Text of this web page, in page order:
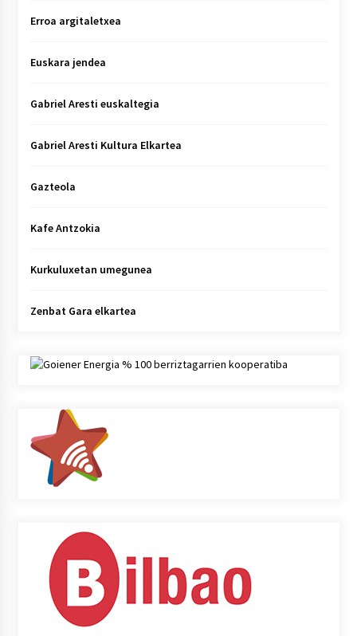
Erroa argitaletxea
Euskara jendea
Gabriel Aresti euskaltegia
Gabriel Aresti Kultura Elkartea
Gazteola
Kafe Antzokia
Kurkuluxetan umegunea
Zenbat Gara elkartea